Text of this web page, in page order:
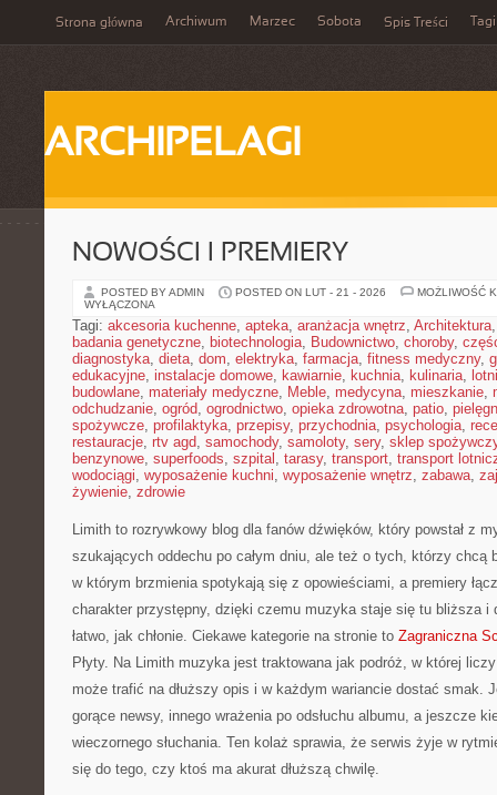
Strona główna Archiwum Marzec Sobota Spis Treści Tagi
ARCHIPELAGI
NOWOŚCI I PREMIERY
POSTED BY ADMIN POSTED ON LUT - 21 - 2026
MOŻLIWOŚĆ
WYŁĄCZONA
Tagi: akcesoria kuchenne, apteka, aranżacja wnętrz, Architektura
badania genetyczne, biotechnologia, Budownictwo, choroby,
diagnostyka, dieta, dom, elektryka, farmacja, fitness medyczny,
edukacyjne, instalacje domowe, kawiarnie, kuchnia, kulinaria,
budowlane, materiały medyczne, Meble, medycyna, mieszkanie,
odchudzanie, ogród, ogrodnictwo, opieka zdrowotna, patio,
spożywcze, profilaktyka, przepisy, przychodnia, psychologia,
restauracje, rtv agd, samochody, samoloty, sery, sklep
benzynowe, superfoods, szpital , tarasy, transport, transport
wodociągi, wyposażenie kuchni, wyposażenie wnętrz, zabawa,
żywienie, zdrowie
Limith to rozrywkowy blog dla fanów dźwięków, który powstał z
szukających oddechu po całym dniu, ale też o tych, którzy chcą
w którym brzmienia spotykają się z opowieściami, a premiery
charakter przystępny, dzięki czemu muzyka staje się tu bliższa i
łatwo, jak chłonie. Ciekawe kategorie na stronie to Zagraniczna
Płyty. Na Limith muzyka jest traktowana jak podróż, w której
może trafić na dłuższy opis i w każdym wariancie dostać smak.
gorące newsy, innego wrażenia po odsłuchu albumu, a jeszcze
wieczornego słuchania. Ten kolaż sprawia, że serwis żyje w
się do tego, czy ktoś ma akurat dłuższą chwilę.